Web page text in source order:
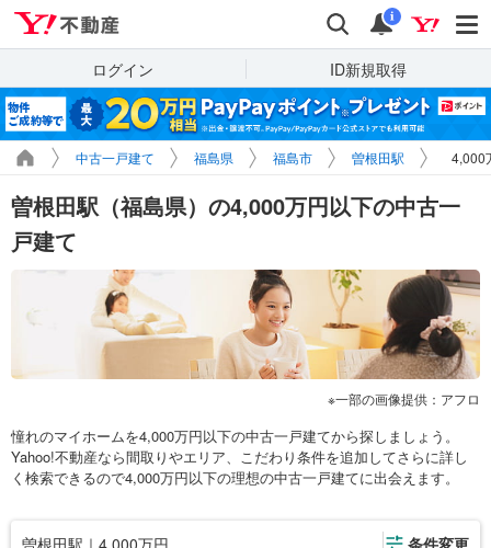
検索 通知
i
ログイン ID新規取得
中古一戸建て 福島県 福島市 曽根田駅 4,000
曽根田駅（福島県）の4,000万円以下の中古一
戸建て
一部の画像提供：アフロ
憧れのマイホームを4,000万円以下の中古一戸建てから探しましょう。
Yahoo!不動産なら間取りやエリア、こだわり条件を追加してさらに詳し
く検索できるので4,000万円以下の理想の中古一戸建てに出会えます。
曽根田駅｜4,000万円 条件変更